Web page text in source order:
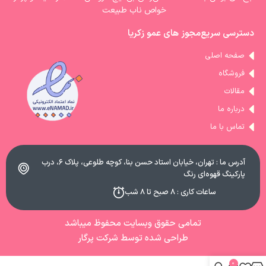
خواص ناب طبیعت
دسترسی سریعمجوز های عمو زکریا
صفحه اصلی
فروشگاه
مقالات
درباره ما
تماس با ما
آدرس ما : تهران، خیابان استاد حسن بنا، کوچه طلوعی، پلاک ۶، درب
پارکینگ قهوه‌ای رنگ
ساعات کاری : ۸ صبح تا ۸ شب
تمامی حقوق وبسایت محفوظ میباشد
طراحی شده توسط شرکت پرگار
0